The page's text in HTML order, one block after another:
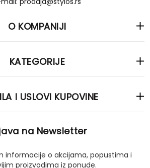
O KOMPANIJI
KATEGORIJE
I USLOVI KUPOVINE
na Newsletter
informacije o akcijama, popustima i
proizvodima iz ponude.